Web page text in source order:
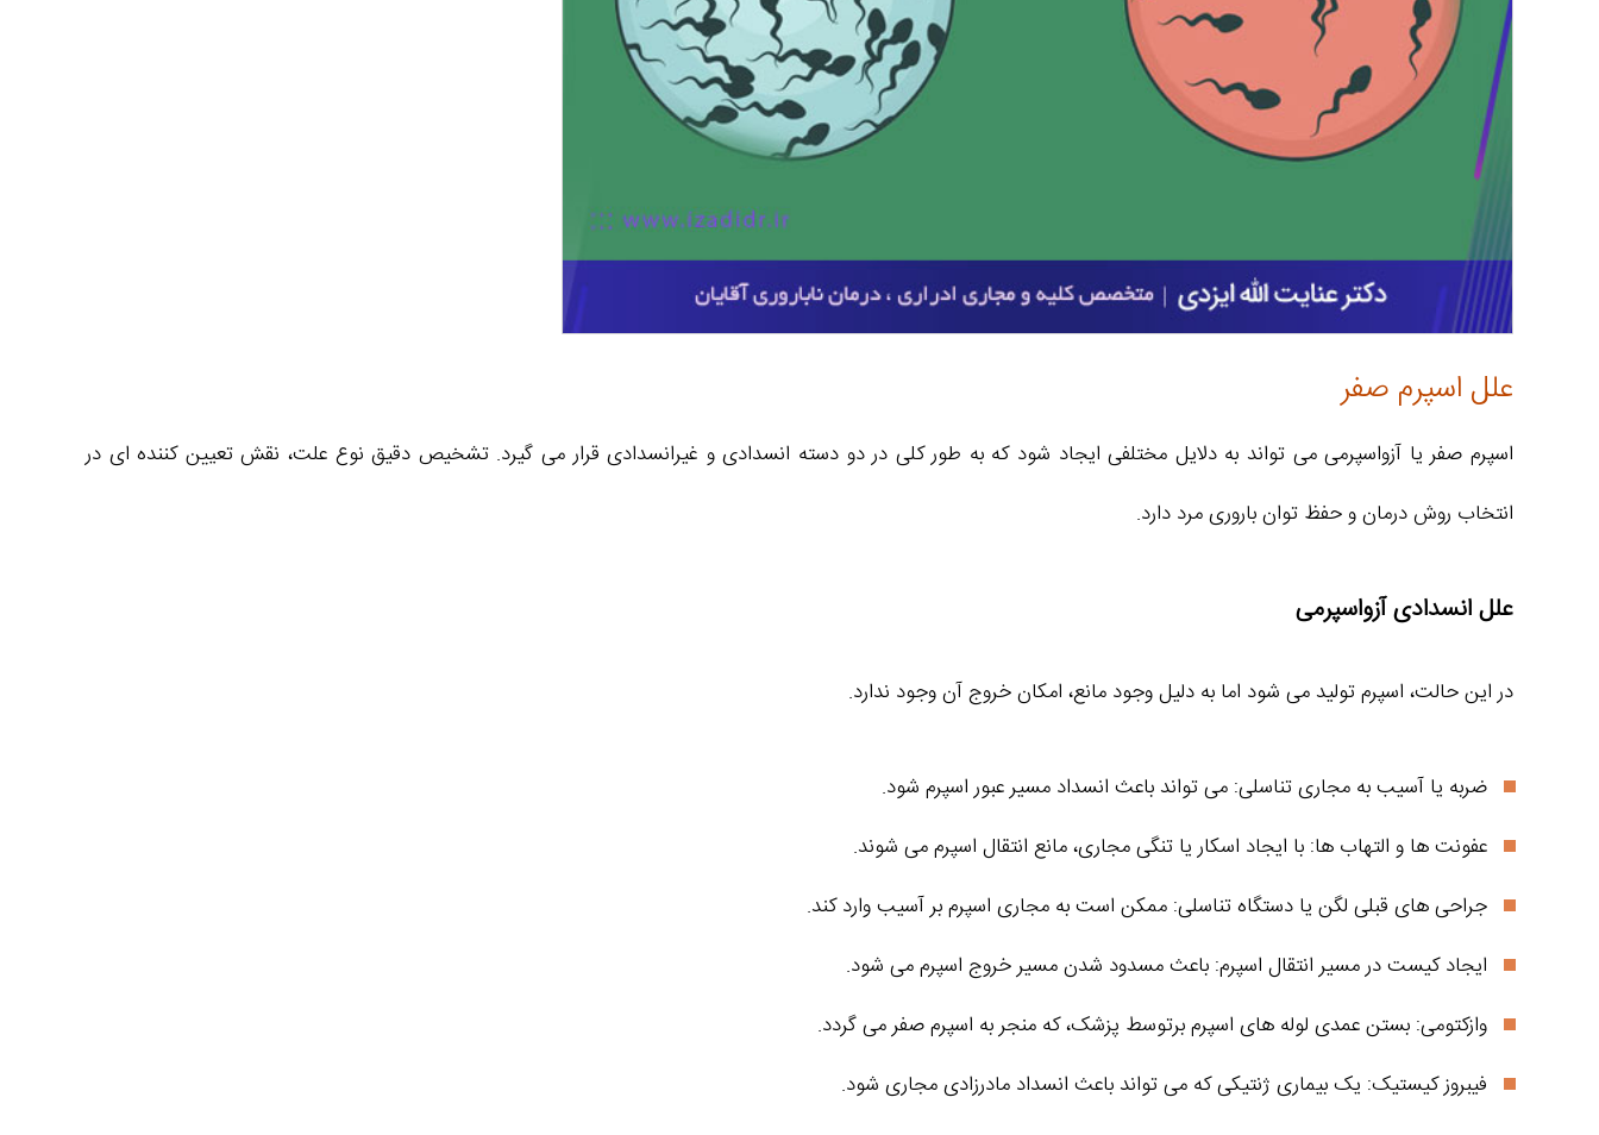
علل اسپرم صفر
اسپرم صفر یا آزواسپرمی می‌ تواند به دلایل مختلفی ایجاد شود که به‌ طور کلی در دو دسته انسدادی و غیرانسدادی قرار می‌ گیرد. تشخیص دقیق نوع علت، نقش تعیین‌ کننده‌ ای در
انتخاب روش درمان و حفظ توان باروری مرد دارد.
علل انسدادی آزواسپرمی
در این حالت، اسپرم تولید می‌ شود اما به دلیل وجود مانع، امکان خروج آن وجود ندارد.
ضربه یا آسیب به مجاری تناسلی: می‌ تواند باعث انسداد مسیر عبور اسپرم شود.
عفونت‌ ها و التهاب‌ ها: با ایجاد اسکار یا تنگی مجاری، مانع انتقال اسپرم می‌ شوند.
جراحی‌ های قبلی لگن یا دستگاه تناسلی: ممکن است به مجاری اسپرم‌ بر آسیب وارد کند.
ایجاد کیست در مسیر انتقال اسپرم: باعث مسدود شدن مسیر خروج اسپرم می‌ شود.
وازکتومی: بستن عمدی لوله‌ های اسپرم‌ برتوسط پزشک، که منجر به اسپرم صفر می‌ گردد.
فیبروز کیستیک: یک بیماری ژنتیکی که می‌ تواند باعث انسداد مادرزادی مجاری شود.